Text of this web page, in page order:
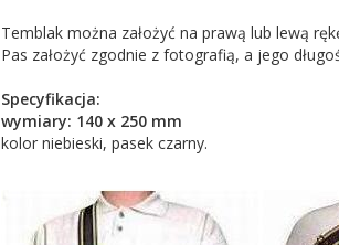
Temblak można założyć na prawą lub lewą
Pas założyć zgodnie z fotografią, a jego
Specyfikacja:
wymiary: 140 x 250 mm
kolor niebieski, pasek czarny.